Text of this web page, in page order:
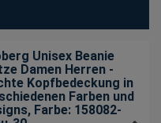
Unisex Beanie
Damen Herren -
Kopfbedeckung in
Farben und
, Farbe: 158082-